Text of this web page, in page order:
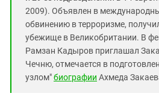
2009). Объявлен в
обвинению в терроризме,
убежище в Великобритании. В
Рамзан Кадыров приглашал
Чечню, отмечается в
узлом"биографии Ахмеда